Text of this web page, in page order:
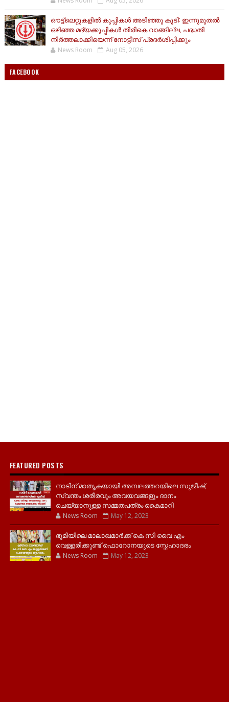
ഔട്ട്ലെറ്റുകളിൽ കുപ്പികൾ അടിഞ്ഞു കൂടി: ഇന്നുമുതൽ
ഒഴിഞ്ഞ മദ്യക്കുപ്പികൾ തിരികെ വാങ്ങില്ല, പദ്ധതി
നിർ‌ത്തലാക്കിയെന്ന് നോട്ടീസ് പ്രദർശിപ്പിക്കും
News Room Aug 05, 2026
FACEBOOK
FEATURED POSTS
നാടിന് മാതൃകയായി അമ്പലത്തറയിലെ സുജീഷ്,
സ്വന്തം ശരീരവും അവയവങ്ങളും ദാനം
ചെയ്യാനുള്ള സമ്മതപത്രം കൈമാറി
News Room May 12, 2023
ഭൂമിയിലെ മാലാഖമാർക്ക് കെ സി വൈ എം
വെള്ളരിക്കുണ്ട് ഫൊറോനയുടെ സ്നേഹാദരം
News Room May 12, 2023